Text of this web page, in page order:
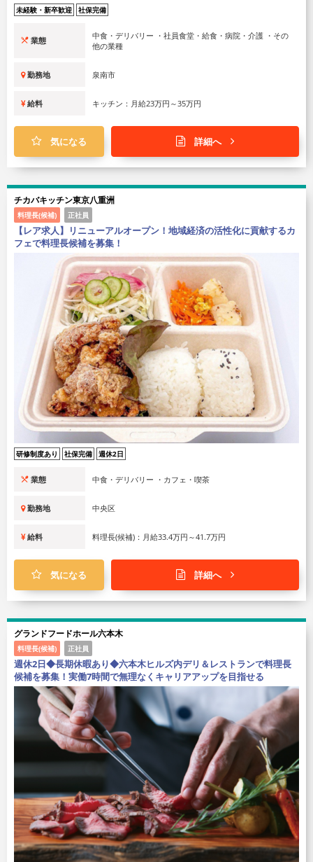
未経験・新卒歓迎 社保完備
業態
中食・デリバリー ・社員食堂・給食・病院・介護 ・その
他の業種
勤務地 泉南市
給料 キッチン：月給23万円～35万円
気になる 詳細へ
チカバキッチン東京八重洲
料理長(候補) 正社員
【レア求人】リニューアルオープン！地域経済の活性化に貢献するカ
フェで料理長候補を募集！
研修制度あり 社保完備 週休2日
業態 中食・デリバリー ・カフェ・喫茶
勤務地 中央区
給料 料理長(候補)：月給33.4万円～41.7万円
気になる 詳細へ
グランドフードホール六本木
料理長(候補) 正社員
週休2日◆長期休暇あり◆六本木ヒルズ内デリ＆レストランで料理長
候補を募集！実働7時間で無理なくキャリアアップを目指せる